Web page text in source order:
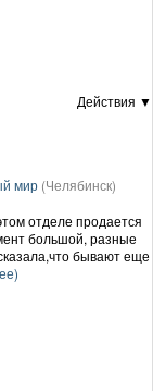
Действия ▼
мир (Челябинск)
отделе продается
большой, разные
бывают еще